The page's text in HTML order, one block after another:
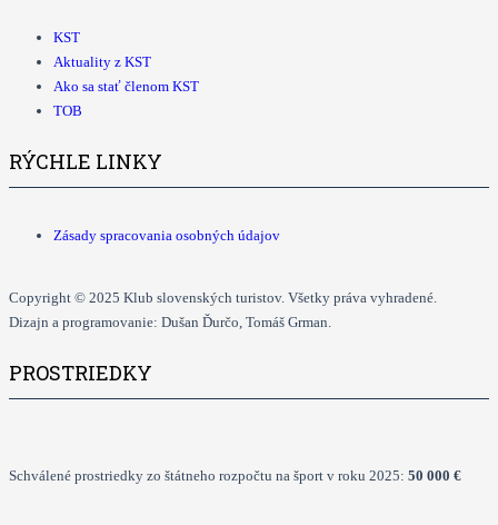
KST
Aktuality z KST
Ako sa stať členom KST
TOB
RÝCHLE LINKY
Zásady spracovania osobných údajov
Copyright © 2025 Klub slovenských turistov. Všetky práva vyhradené.
Dizajn a programovanie: Dušan Ďurčo, Tomáš Grman.
PROSTRIEDKY
Schválené prostriedky zo štátneho rozpočtu na šport v roku 2025: 50 000 €